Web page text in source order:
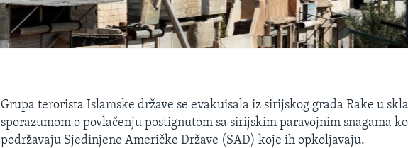
Grupa terorista Islamske države se evakuisala iz sirijskog grada Rake u
sporazumom o povlačenju postignutom sa sirijskim paravojnim snagama
podržavaju Sjedinjene Američke Države (SAD) koje ih opkoljavaju.